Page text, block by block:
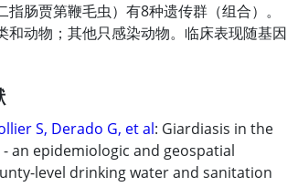
指肠贾第鞭毛虫）有8种遗传群（组合）。
和动物；其他只感染动物。临床表现随基因
S, Derado G, et al: Giardiasis in the
an epidemiologic and geospatial
level drinking water and sanitation